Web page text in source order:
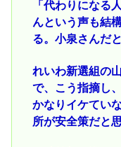
「代わりになる
んという声も結
る。小泉さんだ
れいわ新選組の
で、こう指摘し
かなりイケてい
所が安全策だと